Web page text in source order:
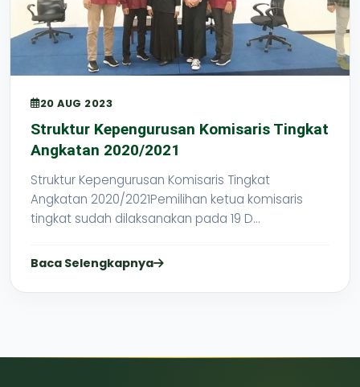
20 AUG 2023
Struktur Kepengurusan Komisaris Tingkat
Angkatan 2020/2021
Struktur Kepengurusan Komisaris Tingkat
Angkatan 2020/2021Pemilihan ketua komisaris
tingkat sudah dilaksanakan pada 19 D...
Baca Selengkapnya